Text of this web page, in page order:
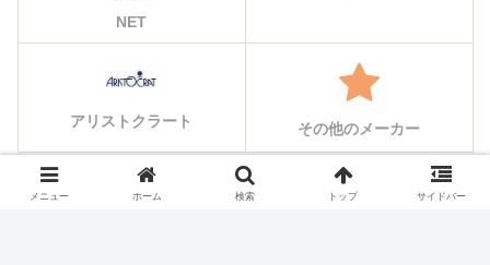
NET
アリストクラート その他のメーカー
メニュー ホーム 検索 トップ サイドバー